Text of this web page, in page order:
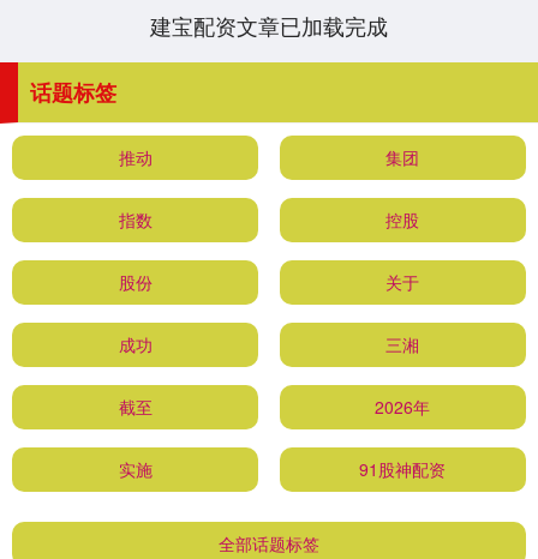
建宝配资文章已加载完成
话题标签
推动 集团
指数 控股
股份 关于
成功 三湘
截至 2026年
实施 91股神配资
全部话题标签